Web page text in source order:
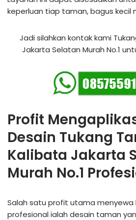
keperluan tiap taman, bagus kecil
Jadi silahkan kontak kami
Jakarta Selatan Murah No.1
Profit
Desain Tukang
Kalibata Jakarta
Murah No.1
Salah satu profit utama
profesional ialah desain taman